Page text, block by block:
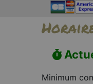
Minimum